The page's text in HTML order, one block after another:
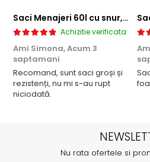
Saci Menajeri 60l cu snur, Roz, 10buc/rola
Achizitie verificata
Ami Simona,Acum 3
saptamani
Recomand, sunt saci groși și
rezistenți, nu mi s-au rupt
niciodată.
Nu rata ofertele si